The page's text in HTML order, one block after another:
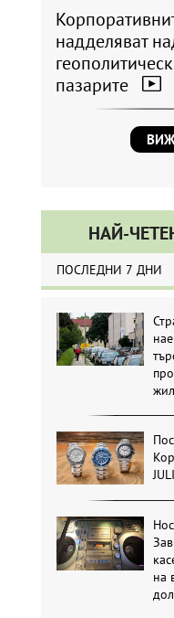
надделяват
пазарите
НАЙ-
ПОСЛЕДНИ 7 ДНИ
на